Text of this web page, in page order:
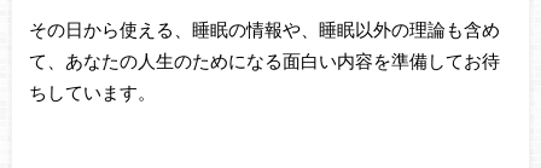
その日から使える、睡眠の情報や、睡眠以外の理論も含め
て、あなたの人生のためになる面白い内容を準備してお待
ちしています。